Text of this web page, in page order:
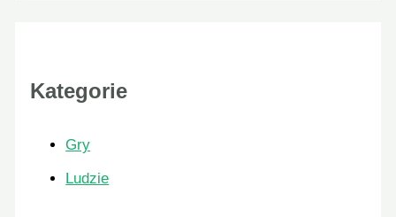
Kategorie
Gry
Ludzie